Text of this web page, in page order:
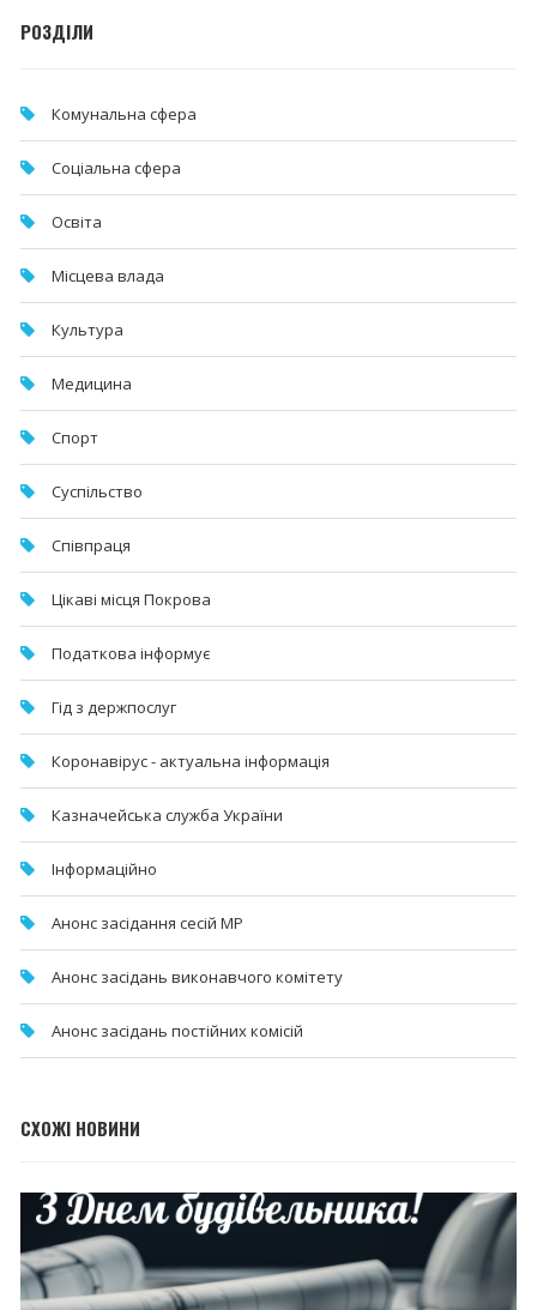
РОЗДІЛИ
Комунальна cфера
Соціальна сфера
Освіта
Місцева влада
Культура
Медицина
Спорт
Суспільство
Співпраця
Цікаві місця Покрова
Податкова інформує
Гід з держпослуг
Коронавірус - актуальна інформація
Казначейська служба України
Інформаційно
Анонс засідання сесій МР
Анонс засідань виконавчого комітету
Анонс засідань постійних комісій
СХОЖІ НОВИНИ